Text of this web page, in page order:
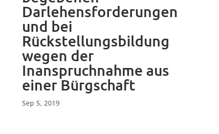
Darlehensforderungen
und bei
Rückstellungsbildung
wegen der
Inanspruchnahme aus
einer Bürgschaft
Sep 5, 2019